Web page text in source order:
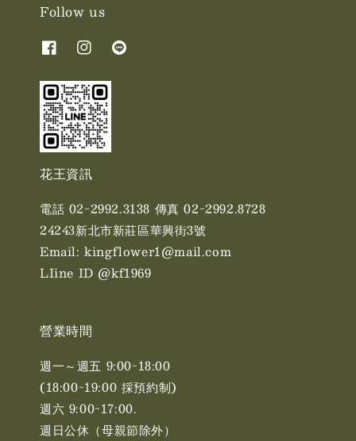
Follow us
花王資訊
電話 02-2992.3138 傳真 02-2992.8728
24243新北市新莊區華興街3號
Email: kingflower1@mail.com
LIine ID @kf1969
營業時間
週一～週五 9:00-18:00
(18:00-19:00 採預約制)
週六 9:00-17:00. ​​
週日公休（母親節除外）